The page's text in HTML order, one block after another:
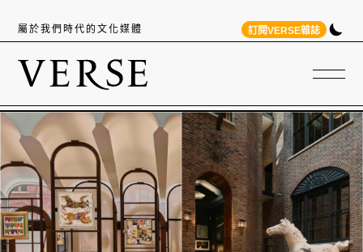
屬於我們時代的文化媒體 訂閱VERSE雜誌